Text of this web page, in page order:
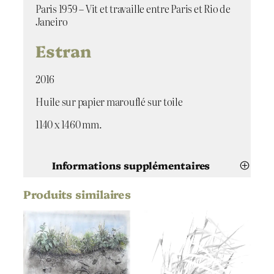
Paris 1959 – Vit et travaille entre Paris et Rio de
Janeiro
Estran
2016
Huile sur papier marouflé sur toile
1140 x 1460 mm.
Informations supplémentaires
Attributs Valeur
Titre Estran
Date 2016
Produits similaires